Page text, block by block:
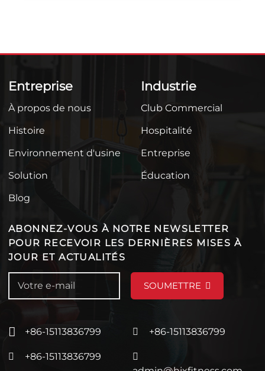
Entreprise
À propos de nous
Histoire
Environnement d'usine
Solution
Blog
Industrie
Club Commercial
Hospitalité
Entreprise
Éducation
ABONNEZ-VOUS À NOTRE NEWSLETTER
POUR RECEVOIR LES DERNIÈRES MISES À
JOUR ET ACTUALITÉS
SOUMETTRE
+86-15113836799 +86-15113836799
+86-15113836799